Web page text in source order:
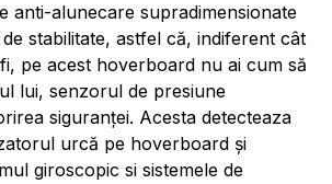
anti-alunecare supradimensionate
stabilitate, astfel că, indiferent cât
pe acest hoverboard nu ai cum să
lui, senzorul de presiune
siguranței. Acesta detecteaza
urcă pe hoverboard și
giroscopic si sistemele de